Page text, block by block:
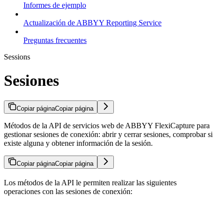
Informes de ejemplo
Actualización de ABBYY Reporting Service
Preguntas frecuentes
Sessions
Sesiones
Copiar páginaCopiar página
Métodos de la API de servicios web de ABBYY FlexiCapture para
gestionar sesiones de conexión: abrir y cerrar sesiones, comprobar si
existe alguna y obtener información de la sesión.
Copiar páginaCopiar página
Los métodos de la API le permiten realizar las siguientes
operaciones con las sesiones de conexión: